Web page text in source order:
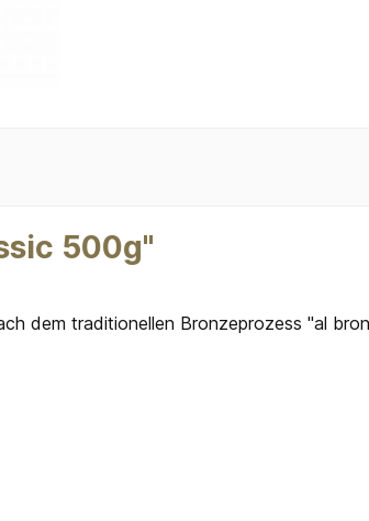
500g"
dem traditionellen Bronzeprozess "al